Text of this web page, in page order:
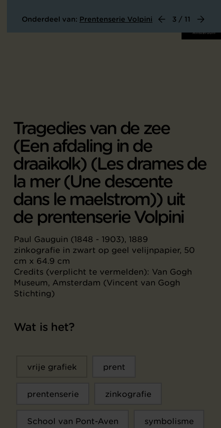
Onderdeel van: Prentenserie Volpini 3 / 11
Tragedies van de zee
(Een afdaling in de
draaikolk) (Les drames de
la mer (Une descente
dans le maelstrom)) uit
de prentenserie Volpini
Paul Gauguin (1848 - 1903), 1889
zinkografie in zwart op geel velijnpapier, 50
cm x 64.9 cm
Credits (verplicht te vermelden): Van Gogh
Museum, Amsterdam (Vincent van Gogh
Stichting)
Wat is het?
vrije grafiek prent
prentenserie zinkografie
School van Pont-Aven symbolisme